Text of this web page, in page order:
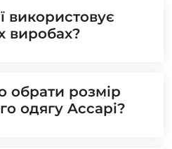
використовує
виробах?
обрати розмір
одягу Accapi?